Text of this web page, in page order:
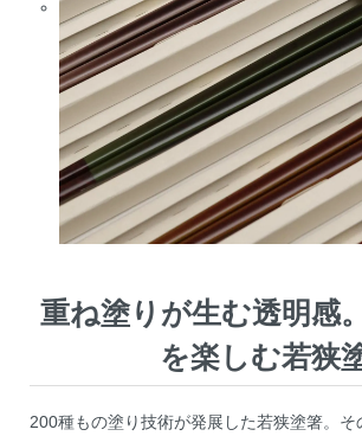
重ね塗りが生む透明感
を楽しむ若狭
200種もの塗り技術が発展した若狭塗箸。